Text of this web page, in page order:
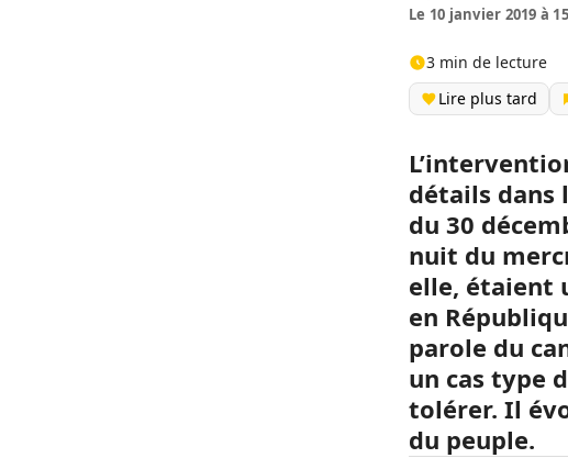
Le 10 janvier 2019 à
3 min de lecture
Lire plus tard
détails dans
du 30
nuit du
elle, étaient
en
parole du
un cas type
tolérer. Il
du peuple.